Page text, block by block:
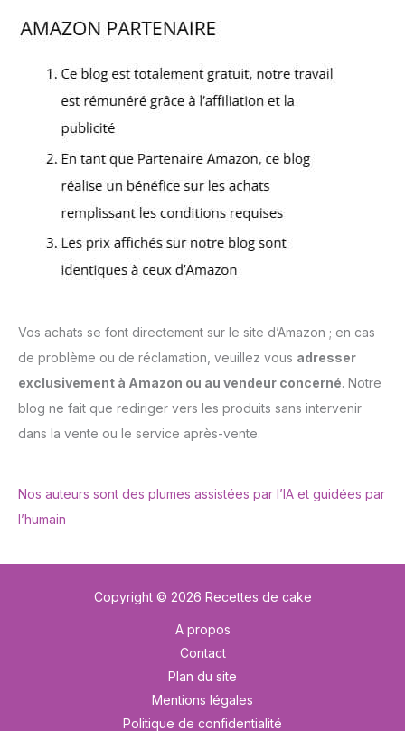
Vos achats se font directement sur le site d’Amazon ; en cas
de problème ou de réclamation, veuillez vous adresser
exclusivement à Amazon ou au vendeur concerné. Notre
blog ne fait que rediriger vers les produits sans intervenir
dans la vente ou le service après-vente.
Nos auteurs sont des plumes assistées par l’IA et guidées par
l’humain
Copyright © 2026 Recettes de cake
A propos
Contact
Plan du site
Mentions légales
Politique de confidentialité